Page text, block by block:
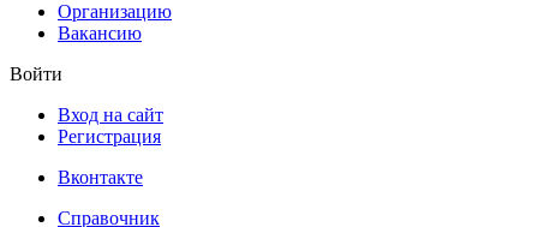
Организацию
Вакансию
Войти
Вход на сайт
Регистрация
Вконтакте
Справочник